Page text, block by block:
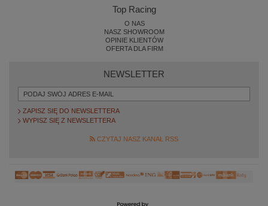
Top Racing
O NAS
NASZ SHOWROOM
OPINIE KLIENTÓW
OFERTA DLA FIRM
NEWSLETTER
ZAPISZ SIĘ DO NEWSLETTERA
WYPISZ SIĘ Z NEWSLETTERA
CZYTAJ NASZ KANAŁ RSS